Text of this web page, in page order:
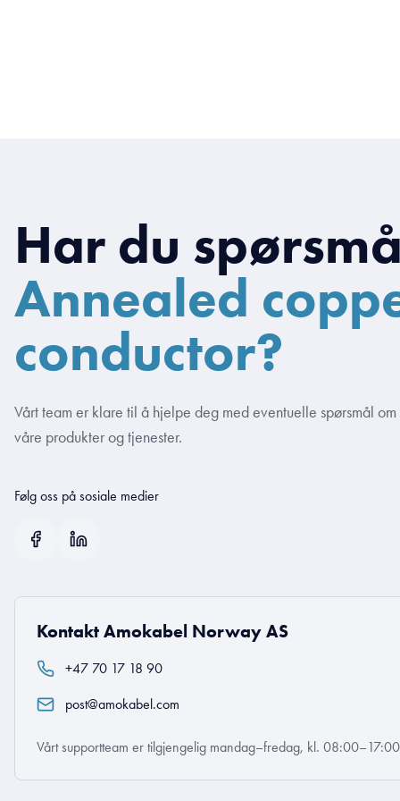
Har du
Annealed
conductor?
Vårt team er klare til å hjelpe deg med eventuelle spørsmål om
våre produkter og tjenester.
Følg oss på sosiale medier
Kontakt Amokabel Norway AS
+47 70 17 18 90
post@amokabel.com
Vårt supportteam er tilgjengelig mandag–fredag, kl.